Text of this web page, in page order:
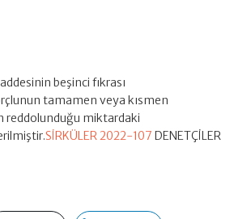
beşinci fıkrası
tamamen veya kısmen
reddolunduğu miktardaki
SİRKÜLER 2022-107 DENETÇİLER